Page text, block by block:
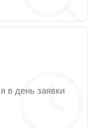
в день заявки